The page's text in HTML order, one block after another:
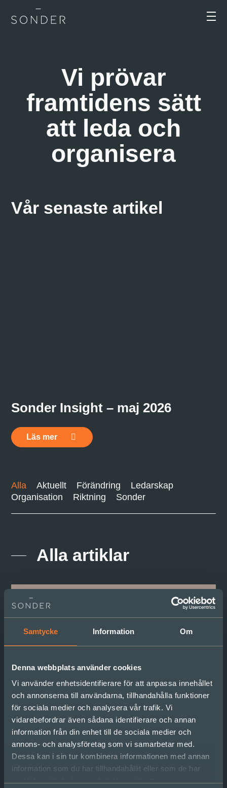
Samtycke Information Om
Denna webbplats använder cookies
Vi använder enhetsidentifierare för att anpassa innehållet
och annonserna till användarna, tillhandahålla funktioner
för sociala medier och analysera vår trafik. Vi
vidarebefordrar även sådana identifierare och annan
information från din enhet till de sociala medier och
annons- och analysföretag som vi samarbetar med.
Dessa kan i sin tur kombinera informationen med annan
information som du har tillhandahållit eller som de har
Vi prövar
framtidens sätt
att leda och
organisera
Vår senaste artikel
Sonder Insight – maj 2026
Läs mer
Alla Aktuellt Förändring
Ledarskap
Organisation
Riktning Sonder
Alla artiklar
Vi prövar framtidens sätt